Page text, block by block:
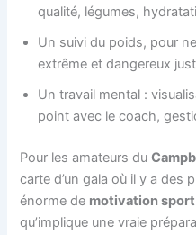
qualité, légumes,
Un suivi du poids, pour
extrême et dangereux
Un travail mental :
point avec le coach,
Pour les amateurs du
carte d’un gala où il y a des
énorme de motivation sport
qu’implique une vraie